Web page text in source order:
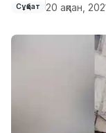
Сұқбат 20 ақпан,